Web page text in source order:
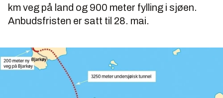
km veg på land og 900 meter fylling i sjøen.
Anbudsfristen er satt til 28. mai.